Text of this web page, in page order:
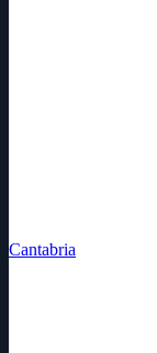
Cantabria